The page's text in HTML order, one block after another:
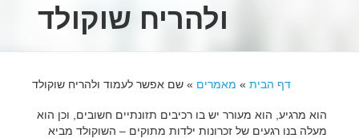
ולהריח שוקולד
דף הבית » מאמרים » שם אפשר לעמוד ולהריח שוקולד
הוא מרגיע, הוא מעורר יש בו רכיבים תזונתיים חשובים, וכן הוא
מעלה בנו רגעים של זכרונות ילדות מתוקים – השוקולד מביא